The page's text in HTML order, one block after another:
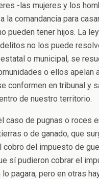
-las mujeres y los
la comandancia para
pueden tener hijos. La
no los puede
o municipal, se
o ellos apelan
conformen en tribunal y
de nuestro territorio.
caso de pugnas o roces
o de ganado, que
cobro del impuesto de
sí pudieron cobrar el
pagara, pero en otras